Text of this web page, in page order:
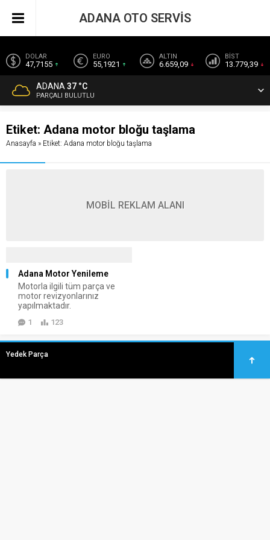
DOLAR
47,7155
EURO
55,1921
ALTIN
6.659,09
BİST
13.779,39
ADANA 37 °C
PARÇALI BULUTLU
ADANA OTO SERVİS
Etiket: Adana motor bloğu taşlama
Anasayfa » Etiket: Adana motor bloğu taşlama
MOBİL REKLAM ALANI
Adana Motor Yenileme
Motorla ilgili tüm parça ve
motor revizyonlarınız
yapılmaktadır.
1 123
Yedek Parça